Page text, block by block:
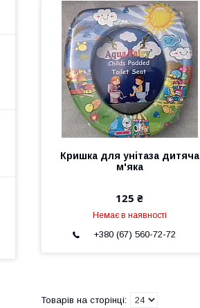
Кришка для унітаза дитяча
м'яка
125 ₴
Немає в наявності
+380 (67) 560-72-72